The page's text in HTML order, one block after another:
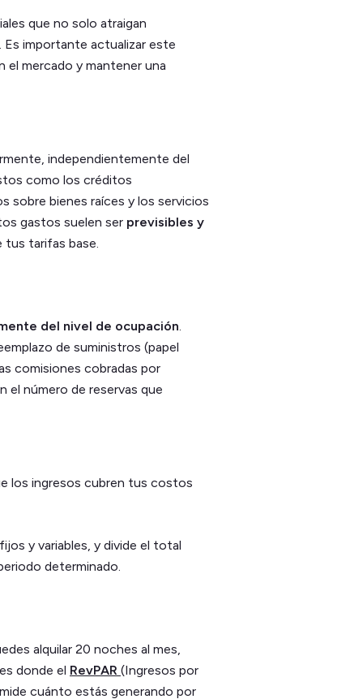
que no solo atraigan
importante actualizar este
el mercado y mantener una
independientemente del
como los créditos
sobre bienes raíces y los servicios
gastos suelen ser previsibles y
tus tarifas base.
del nivel de ocupación.
de suministros (papel
comisiones cobradas por
número de reservas que
los ingresos cubren tus costos
y variables, y divide el total
determinado.
alquilar 20 noches al mes,
donde el RevPAR (Ingresos por
cuánto estás generando por